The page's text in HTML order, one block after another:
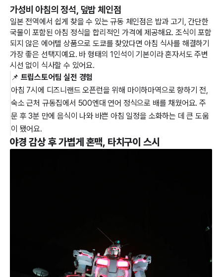
가성비 아침의 정석, 덮밥 체인점
일본 전역에서 쉽게 찾을 수 있는 규동 체인점은 밥과 고기, 간단한
국물이 포함된 아침 정식을 합리적인 가격에 제공해요. 조식이 포함
되지 않은 에어텔 상품으로 도쿄를 찾았다면 아침 식사를 해결하기
가장 좋은 선택지예요. 바 형태의 1인석이 기본이라 혼자서도 주변
시선 없이 식사할 수 있어요.
📌 트립스토어팀 실전 경험
아침 7시에 디즈니랜드 오픈런을 위해 마이하마역으로 향하기 전,
숙소 근처 규동집에서 500엔대 연어 정식으로 배를 채웠어요. 주
문 후 3분 만에 음식이 나와 바쁜 아침 일정을 소화하는 데 큰 도움
이 됐어요.
야경 감상 후 가볍게 혼맥, 타치구이 스시